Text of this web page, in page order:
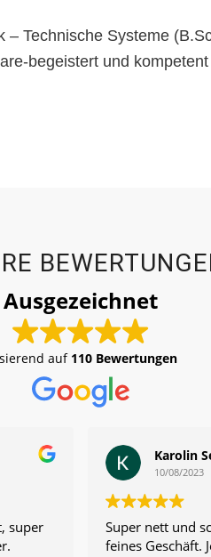
– Technische Systeme
begeistert und kompetent
Ausgezeichnet
auf 110 Bewertungen
super
Karolin
10/08/2023
Super nett und
feines Geschäft.